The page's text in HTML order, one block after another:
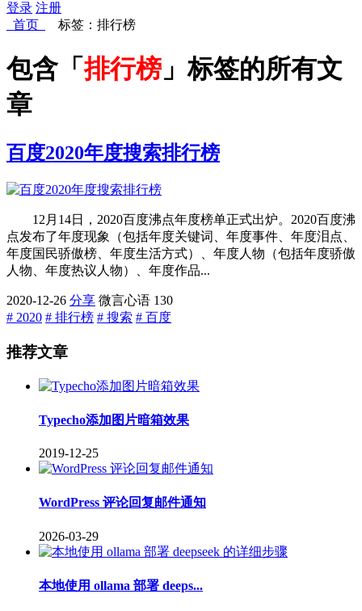
登录 注册
首页
标签：排行榜
包含「排行榜」标签的所有文
章
百度2020年度搜索排行榜
12月14日，2020百度沸点年度榜单正式出炉。2020百度沸
点发布了年度现象（包括年度关键词、年度事件、年度泪点、
年度国民骄傲榜、年度生活方式）、年度人物（包括年度骄傲
人物、年度热议人物）、年度作品...
2020-12-26 分享 微言心语 130
# 2020 # 排行榜 # 搜索 # 百度
推荐文章
Typecho添加图片暗箱效果
2019-12-25
WordPress 评论回复邮件通知
2026-03-29
本地使用 ollama 部署 deeps...